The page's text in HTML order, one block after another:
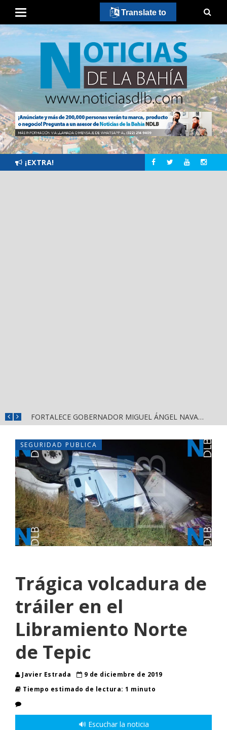
¡EXTRA!
FORTALECE GOBERNADOR MIGUEL ÁNGEL NAVARRO LA COORDINACIÓN CON EL SECTOR EDUCATIVO EN NAYARIT
SEGURIDAD PUBLICA
Trágica volcadura de
tráiler en el
Libramiento Norte
de Tepic
Javier Estrada
9 de diciembre de 2019
Tiempo estimado de lectura: 1 minuto
🔊 Escuchar la noticia
Translate to